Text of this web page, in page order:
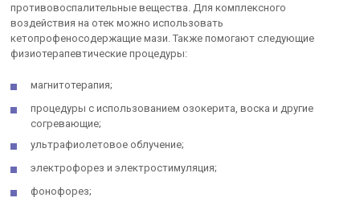
противовоспалительные вещества. Для комплексного
воздействия на отек можно использовать
кетопрофеносодержащие мази. Также помогают следующие
физиотерапевтические процедуры:
магнитотерапия;
процедуры с использованием озокерита, воска и другие
согревающие;
ультрафиолетовое облучение;
электрофорез и электростимуляция;
фонофорез;